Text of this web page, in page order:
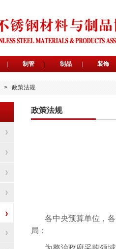
制管 制品 装饰
> 政策法规
政策法规
各中央预算单位，
局：